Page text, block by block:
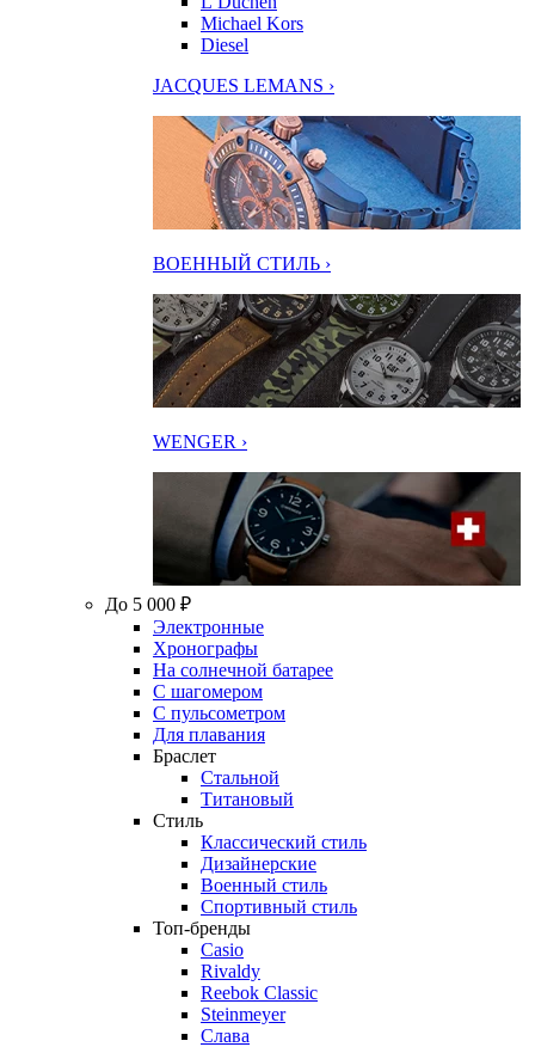
Michael Kors
Diesel
JACQUES LEMANS ›
ВОЕННЫЙ СТИЛЬ ›
WENGER ›
До 5 000 ₽
Электронные
Хронографы
На солнечной батарее
С шагомером
С пульсометром
Для плавания
Браслет
Стальной
Титановый
Стиль
Классический стиль
Дизайнерские
Военный стиль
Спортивный стиль
Топ-бренды
Casio
Rivaldy
Reebok Classic
Steinmeyer
Слава